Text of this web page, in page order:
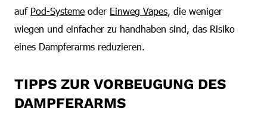
auf Pod-Systeme oder Einweg Vapes, die weniger
wiegen und einfacher zu handhaben sind, das Risiko
eines Dampferarms reduzieren.
TIPPS ZUR VORBEUGUNG DES
DAMPFERARMS